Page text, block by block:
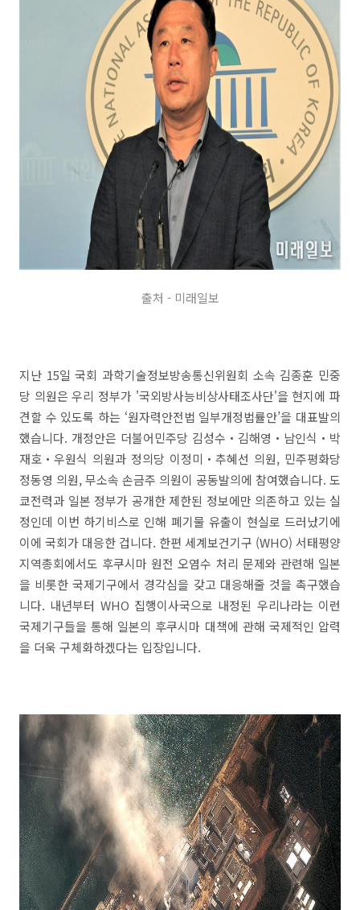
출처 - 미래일보
지난 15일 국회 과학기술정보방송통신위원회 소속 김종훈 민중
당 의원은 우리 정부가 '국외방사능비상사태조사단'을 현지에 파
견할 수 있도록 하는 ‘원자력안전법 일부개정법률안’을 대표발의
했습니다. 개정안은 더불어민주당 김성수‧김해영‧남인식‧박
재호‧우원식 의원과 정의당 이정미‧추혜선 의원, 민주평화당
정동영 의원, 무소속 손금주 의원이 공동발의에 참여했습니다. 도
쿄전력과 일본 정부가 공개한 제한된 정보에만 의존하고 있는 실
정인데 이번 하기비스로 인해 폐기물 유출이 현실로 드러났기에
이에 국회가 대응한 겁니다. 한편 세계보건기구 (WHO) 서태평양
지역총회에서도 후쿠시마 원전 오염수 처리 문제와 관련해 일본
을 비롯한 국제기구에서 경각심을 갖고 대응해줄 것을 촉구했습
니다. 내년부터 WHO 집행이사국으로 내정된 우리나라는 이런
국제기구들을 통해 일본의 후쿠시마 대책에 관해 국제적인 압력
을 더욱 구체화하겠다는 입장입니다.